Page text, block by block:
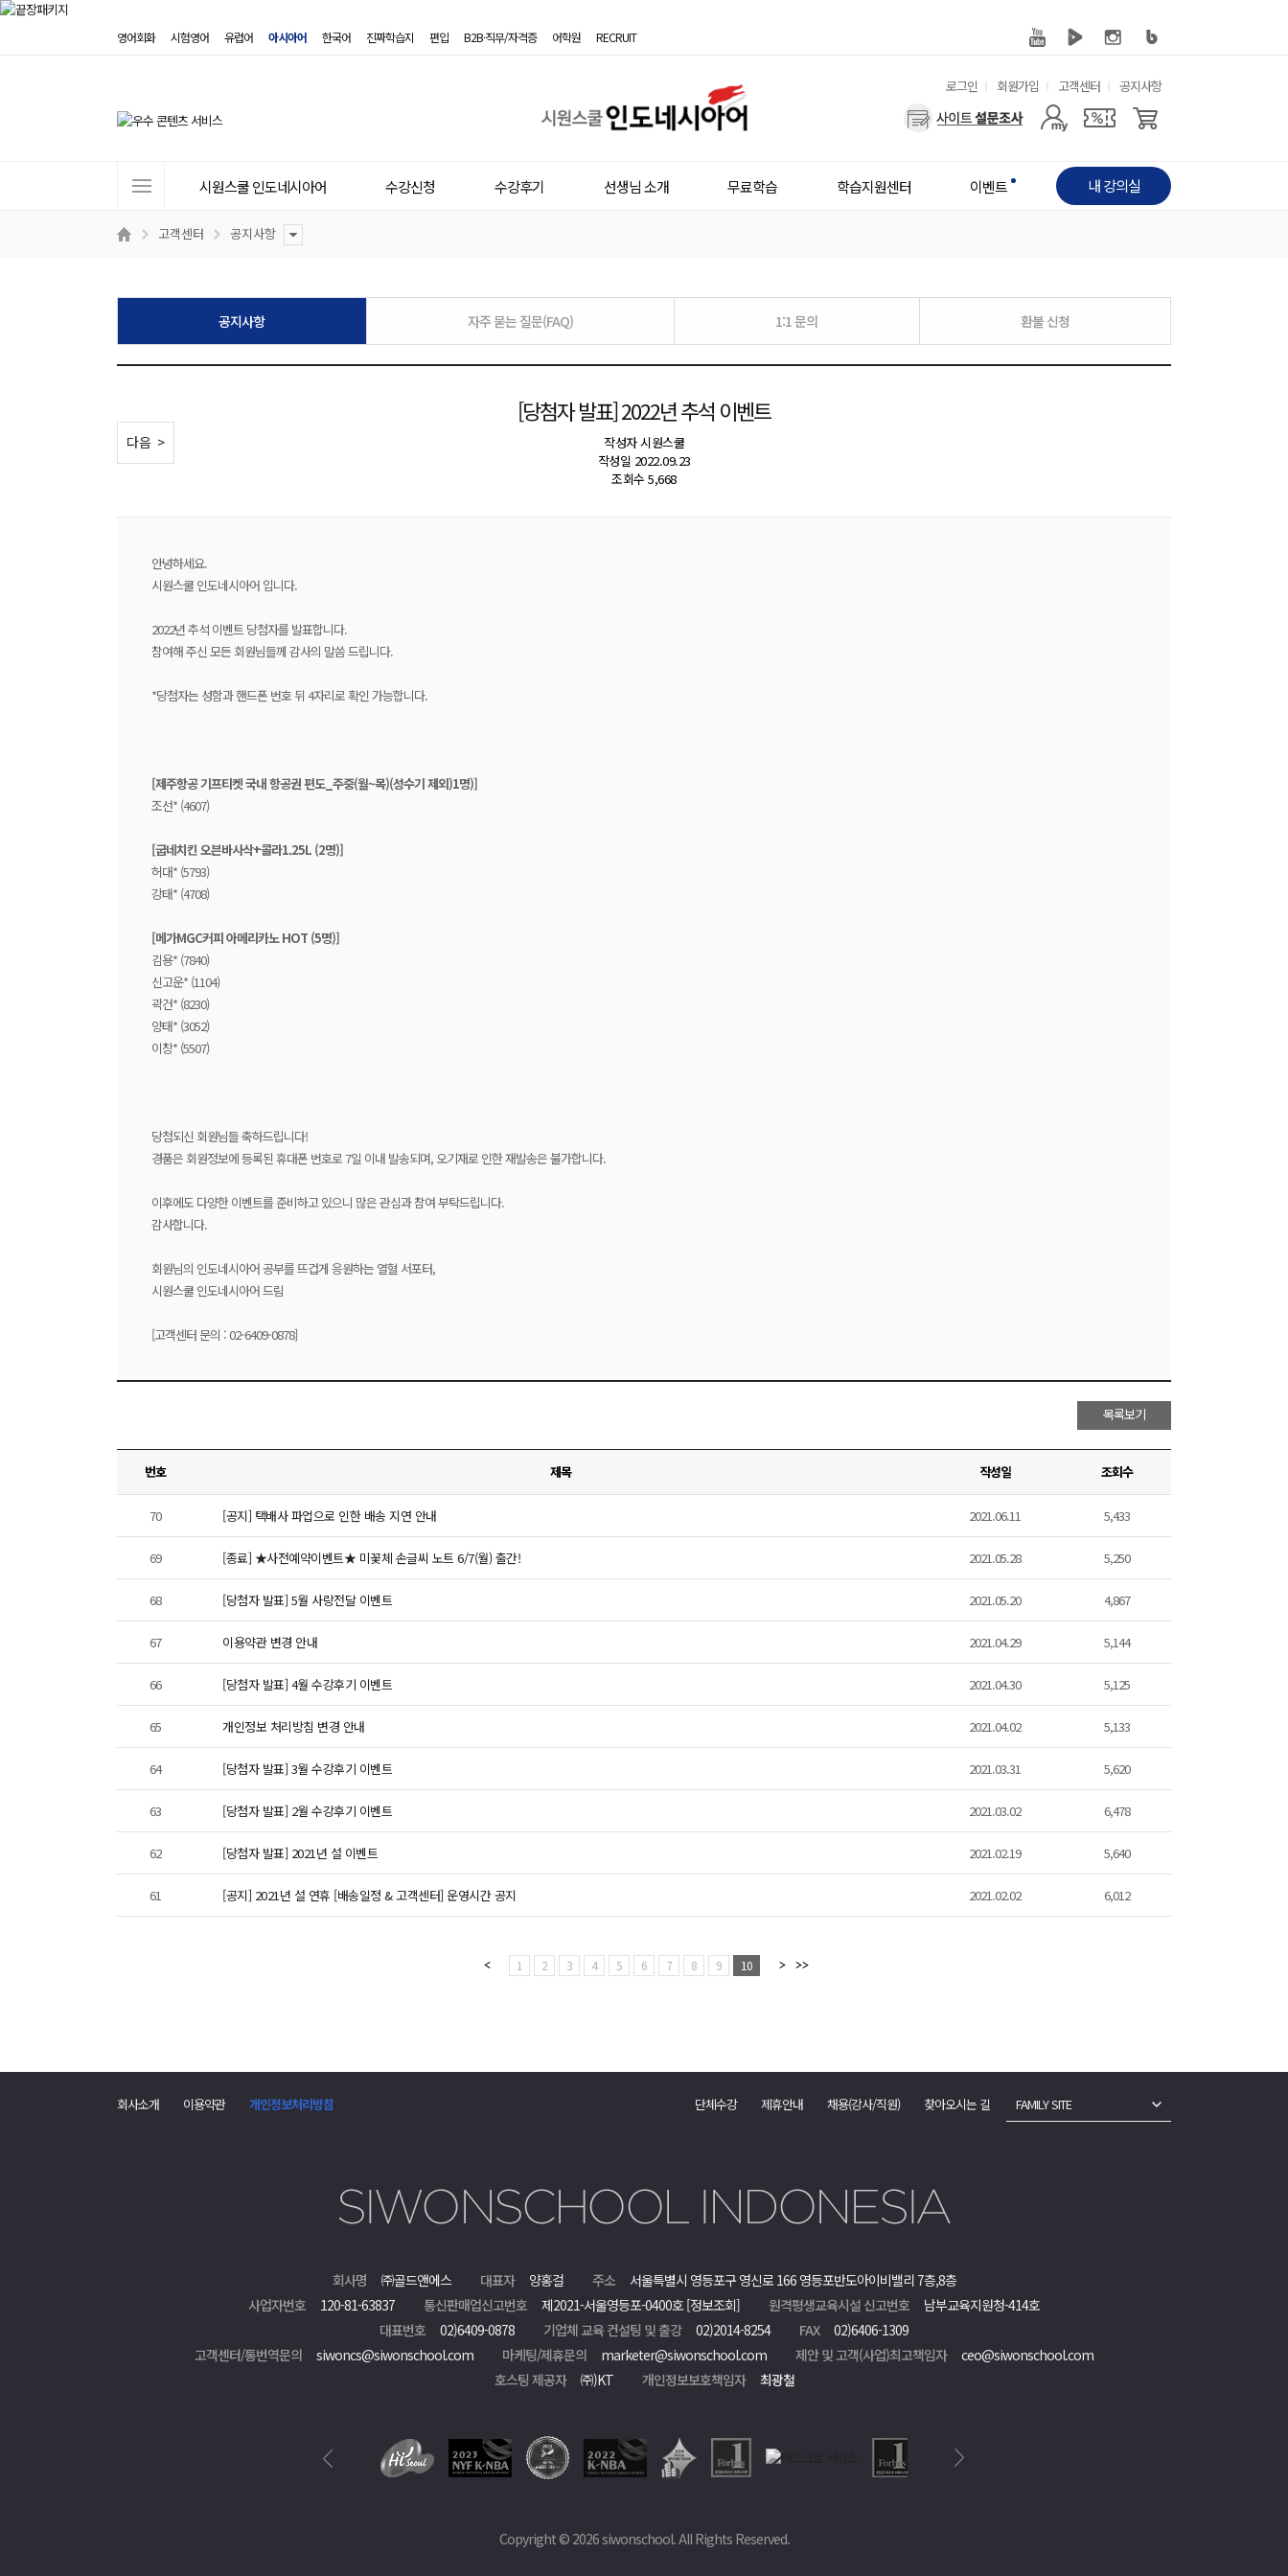
영어회화 시험영어 유럽어 아시아어 한국어 진짜학습지 편입 B2B·직무/자격증 어학원 RECRUIT
원
스
네
시
아
어
유
용
로그인 회원가입 고객센터 공지사항
사
메
트
시원스쿨 인도네시아어 수강신청 수강후기 선생님 소개 무료학습 학습지원센터 이벤트 내 강의실
고객센터 공지사항
공지사항 자주 묻는 질문(FAQ) 1:1 문의 환불 신청
[당첨자 발표] 2022년 추석 이벤트
작성자시원스쿨
작성일 2022.09.23
조회수 5,668
< 이전
다음 >
안녕하세요.
시원스쿨 인도네시아어 입니다.
2022년 추석 이벤트 당첨자를 발표합니다.
참여해 주신 모든 회원님들께 감사의 말씀 드립니다.
*당첨자는 성함과 핸드폰 번호 뒤 4자리로 확인 가능합니다.
[제주항공 기프티켓 국내 항공권 편도_주중(월~목)(성수기 제외)1명)]
조선* (4607)
[굽네치킨 오븐바사삭+콜라1.25L (2명)]
허대* (5793)
강태* (4708)
[메가MGC커피 아메리카노 HOT (5명)]
김용* (7840)
신고운* (1104)
곽건* (8230)
양태* (3052)
이창* (5507)
당첨되신 회원님들 축하드립니다!
경품은 회원정보에 등록된 휴대폰 번호로 7일 이내 발송되며, 오기재로 인한 재발송은 불가합니다.
이후에도 다양한 이벤트를 준비하고 있으니 많은 관심과 참여 부탁드립니다.
감사합니다.
회원님의 인도네시아어 공부를 뜨겁게 응원하는 열혈 서포터,
시원스쿨 인도네시아어 드림
[고객센터 문의 : 02-6409-0878]
목록보기
번호 제목 작성일 조회수
70 [공지] 택배사 파업으로 인한 배송 지연 안내 2021.06.11 5,433
69 [종료] ★사전예약이벤트★ 미꽃체 손글씨 노트 6/7(월) 출간! 2021.05.28 5,250
68 [당첨자 발표] 5월 사랑전달 이벤트 2021.05.20 4,867
67 이용약관 변경 안내 2021.04.29 5,144
66 [당첨자 발표] 4월 수강후기 이벤트 2021.04.30 5,125
65 개인정보 처리방침 변경 안내 2021.04.02 5,133
64 [당첨자 발표] 3월 수강후기 이벤트 2021.03.31 5,620
63 [당첨자 발표] 2월 수강후기 이벤트 2021.03.02 6,478
62 [당첨자 발표] 2021년 설 이벤트 2021.02.19 5,640
61 [공지] 2021년 설 연휴 [배송일정 & 고객센터] 운영시간 공지 2021.02.02 6,012
1 2 3 4 5 6 7 8 9 10
회사소개 이용약관 개인정보처리방침 단체수강 제휴안내 채용(강사/직원) 찾아오시는 길 FAMILY SITE
회사명 ㈜골드앤에스 대표자 양홍걸 주소
서울특별시 영등포구 영신로 166 영등포반도아이비밸리 7층,8층
사업자번호
120-81-63837 통신판매업신고번호 제2021-서울영등포-0400호 [정보조회] 원격평생교육시설 신고번호
남부교육지원청-414호
대표번호
02)6409-0878 기업체 교육 컨설팅 및 출강 02)2014-8254 FAX
02)6406-1309
고객센터/통번역문의
siwoncs@siwonschool.com 마케팅/제휴문의 marketer@siwonschool.com 제안 및 고객(사업)최고책임자
ceo@siwonschool.com
호스팅 제공자
㈜)KT 개인정보보호책임자 최광철
Copyright © 2026 siwonschool. All Rights Reserved.